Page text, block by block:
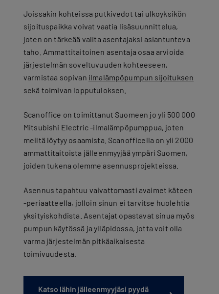
Joissakin kohteissa putkivedot tai ulkoyksikön
sijoituspaikka voivat vaatia lisäsuunnittelua,
joten on tärkeää valita asentajaksi asiantunteva
taho. Ammattitaitoinen asentaja osaa arvioida
järjestelmän soveltuvuuden kohteeseen,
varmistaa sopivan ilmalämpöpumpun sijoituksen
sekä toimivan lopputuloksen.
Scanoffice on toimittanut Suomeen jo yli 500 000
Mitsubishi Electric -ilmalämpöpumppua, joten
meiltä löytyy osaamista. Scanofficella on yli 2000
ammattitaitoista jälleenmyyjää ympäri Suomen,
joiden tukena olemme asennusprojekteissa.
Asennus tapahtuu vaivattomasti avaimet käteen
-periaatteella, jolloin sinun ei tarvitse huolehtia
yksityiskohdista. Asentajat opastavat sinua myös
pumpun käytössä ja ylläpidossa, jotta voit olla
varma järjestelmän pitkäaikaisesta
toimivuudesta.
Katso lähin jälleenmyyjäsi pyydä